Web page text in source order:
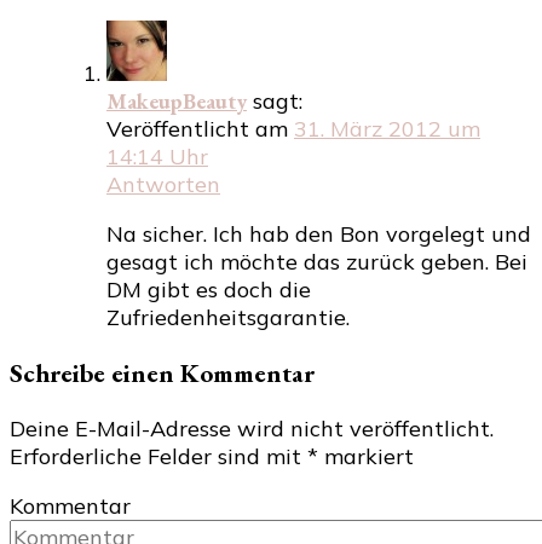
MakeupBeauty sagt:
Veröffentlicht am 31. März 2012 um
14:14 Uhr
Antworten
Na sicher. Ich hab den Bon vorgelegt und
gesagt ich möchte das zurück geben. Bei
DM gibt es doch die
Zufriedenheitsgarantie.
Schreibe einen Kommentar
Deine E-Mail-Adresse wird nicht veröffentlicht.
Erforderliche Felder sind mit * markiert
Kommentar